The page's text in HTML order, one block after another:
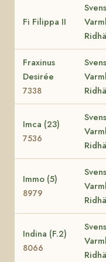
Fi Filippa II
Fraxinus
Desirée
7338
Imca (23)
7536
Immo (5)
8979
Indina (F.2)
8066